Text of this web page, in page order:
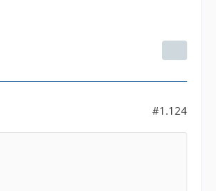
#1.124